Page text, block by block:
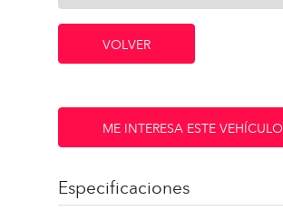
VOLVER
ME INTERESA ESTE VEHÍCULO
Especificaciones